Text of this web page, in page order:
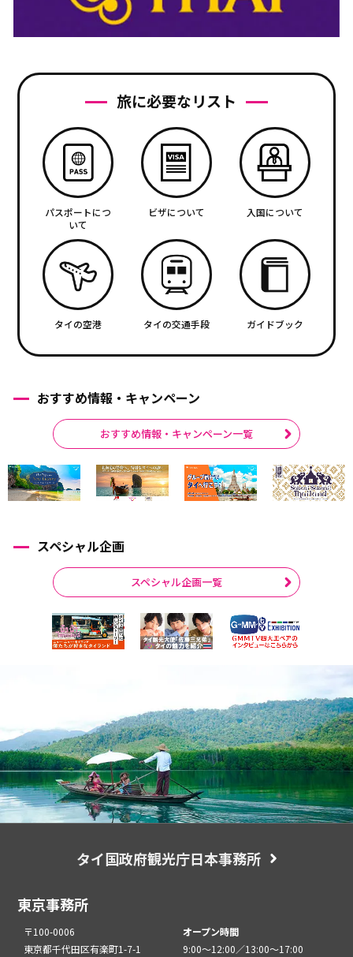
旅に必要なリスト
パスポートにつ
いて
ビザについて 入国について
タイの空港 タイの交通手段 ガイドブック
おすすめ情報・キャンペーン
おすすめ情報・キャンペーン一覧
スペシャル企画
スペシャル企画一覧
タイ国政府観光庁日本事務所
東京事務所
〒100-0006
東京都千代田区有楽町1-7-1
オープン時間
9:00～12:00／13:00～17:00